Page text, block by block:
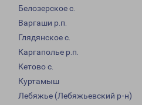
Белозерское с.
Варгаши р.п.
Глядянское с.
Каргаполье р.п.
Кетово с.
Куртамыш
Лебяжье (Лебяжьевский р-н)